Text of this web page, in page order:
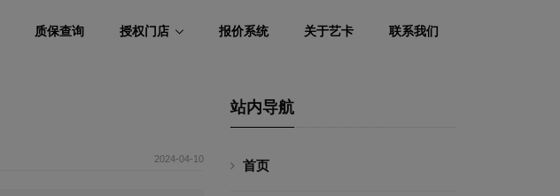
质保查询 授权门店 报价系统 关于艺卡 联系我们
2024-04-10
站内导航
首页